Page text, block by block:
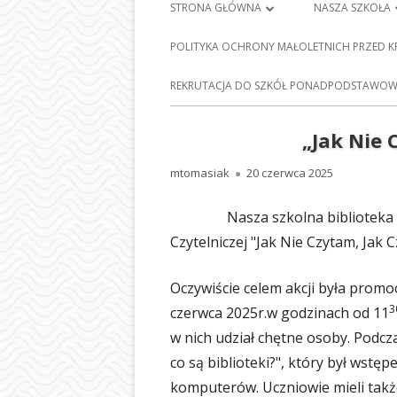
Menu
główne
STRONA GŁÓWNA
PLAN LEKCJI
DZIENNIK ELEKTRONICZNY E-
NASZA SZKOŁA
HISTORIA
BARCICACH
ODDZIAŁY
SEKRETARIAT
RADA
PEDAGOG
POLITYKA OCHRONY MAŁOLETNICH PRZED
REKRUTACJA DO SZKÓŁ
„Jak Nie
Autor
mtomasiak Opublikowano
20 czerwca 2025
Nasza szkolna biblioteka
Czytelniczej "Jak Nie Czytam, Jak
Oczywiście celem akcji była
czerwca 2025r.w godzinach od 11
w nich udział chętne osoby.
co są biblioteki?", który był
komputerów. Uczniowie mieli